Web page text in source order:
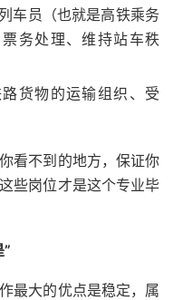
车员（也就是高铁乘务
务处理、维持站车秩
货物的运输组织、受
看不到的地方，保证你
些岗位才是这个专业毕
最大的优点是稳定，属